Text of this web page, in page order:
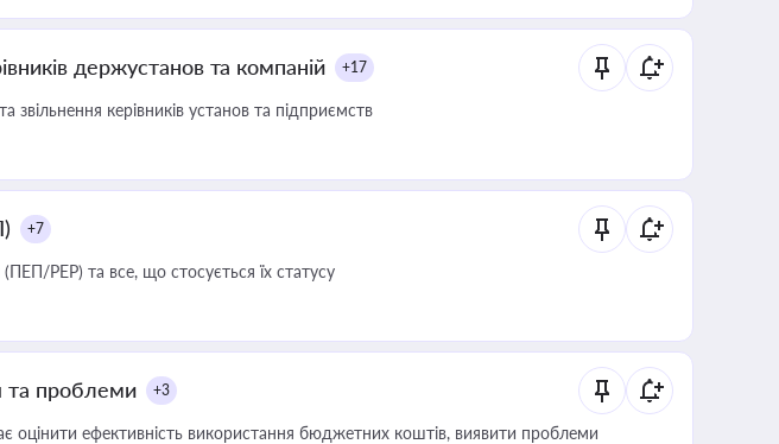
держустанов та компаній +17
звільнення керівників установ та підприємств
+7
PEP) та все, що стосується їх статусу
та проблеми +3
оцінити ефективність використання бюджетних коштів, виявити проблеми